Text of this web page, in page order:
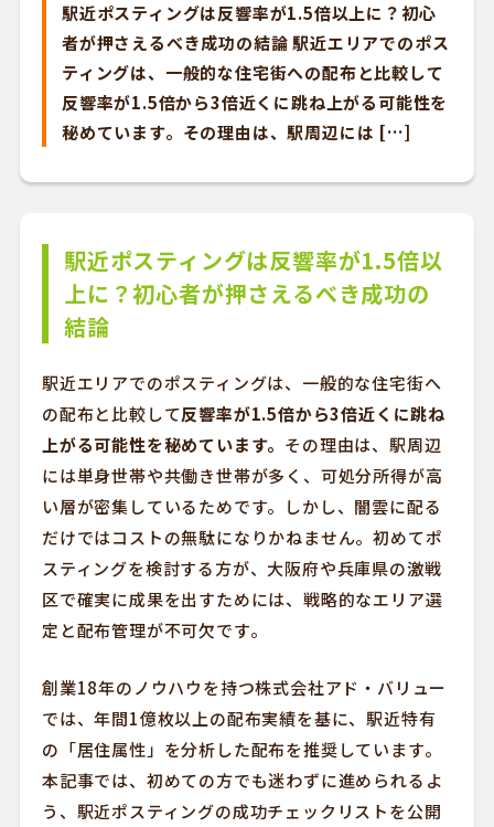
駅近ポスティングは反響率が1.5倍以上に？初心
者が押さえるべき成功の結論 駅近エリアでのポス
ティングは、一般的な住宅街への配布と比較して
反響率が1.5倍から3倍近くに跳ね上がる可能性を
秘めています。その理由は、駅周辺には […]
駅近ポスティングは反響率が1.5倍以
上に？初心者が押さえるべき成功の
結論
駅近エリアでのポスティングは、一般的な住宅街へ
の配布と比較して反響率が1.5倍から3倍近くに跳ね
上がる可能性を秘めています。 その理由は、駅周辺
には単身世帯や共働き世帯が多く、可処分所得が高
い層が密集しているためです。しかし、闇雲に配る
だけではコストの無駄になりかねません。初めてポ
スティングを検討する方が、大阪府や兵庫県の激戦
区で確実に成果を出すためには、戦略的なエリア選
定と配布管理が不可欠です。
創業18年のノウハウを持つ株式会社アド・バリュー
では、年間1億枚以上の配布実績を基に、駅近特有
の「居住属性」を分析した配布を推奨しています。
本記事では、初めての方でも迷わずに進められるよ
う、駅近ポスティングの成功チェックリストを公開